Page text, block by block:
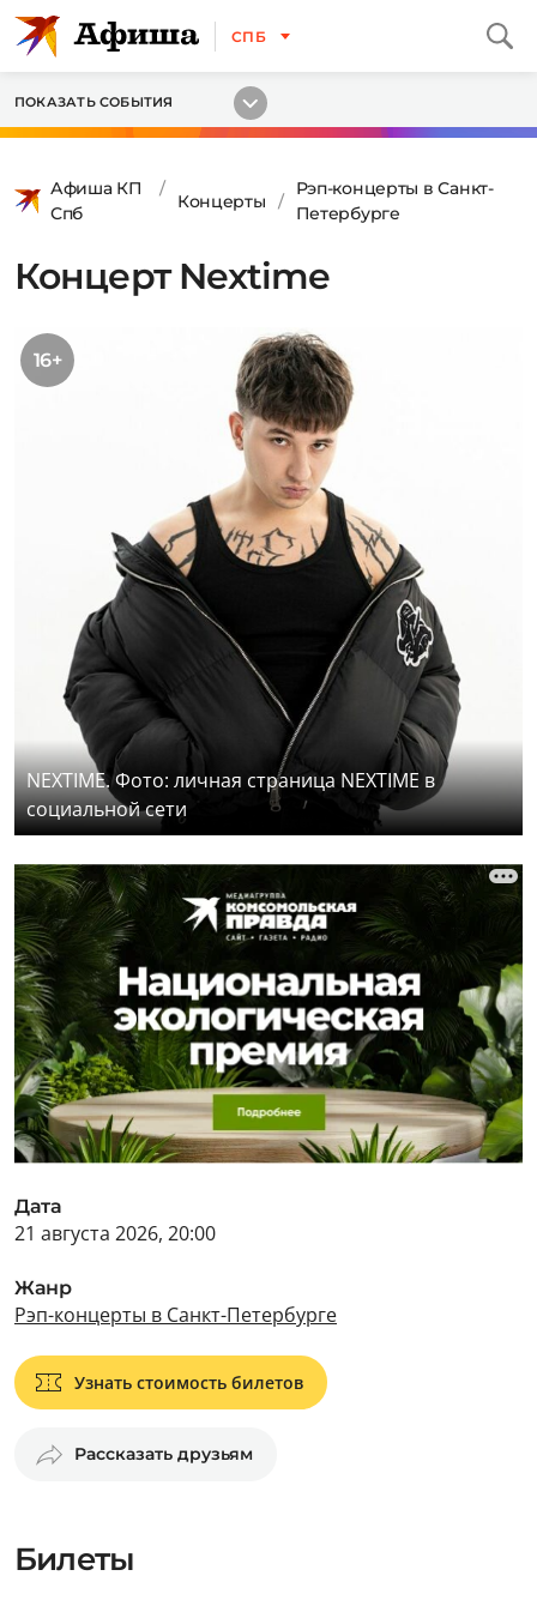
СПБ
ПОКАЗАТЬ СОБЫТИЯ
Афиша КП
Спб
Концерты
Рэп-концерты в Санкт-
Петербурге
Концерт Nextime
16+
NEXTIME. Фото: личная страница NEXTIME в
социальной сети
Дата
21 августа 2026, 20:00
Жанр
Рэп-концерты в Санкт-Петербурге
Узнать стоимость билетов
Рассказать друзьям
Билеты